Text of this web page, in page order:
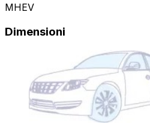
MHEV
Dimensioni